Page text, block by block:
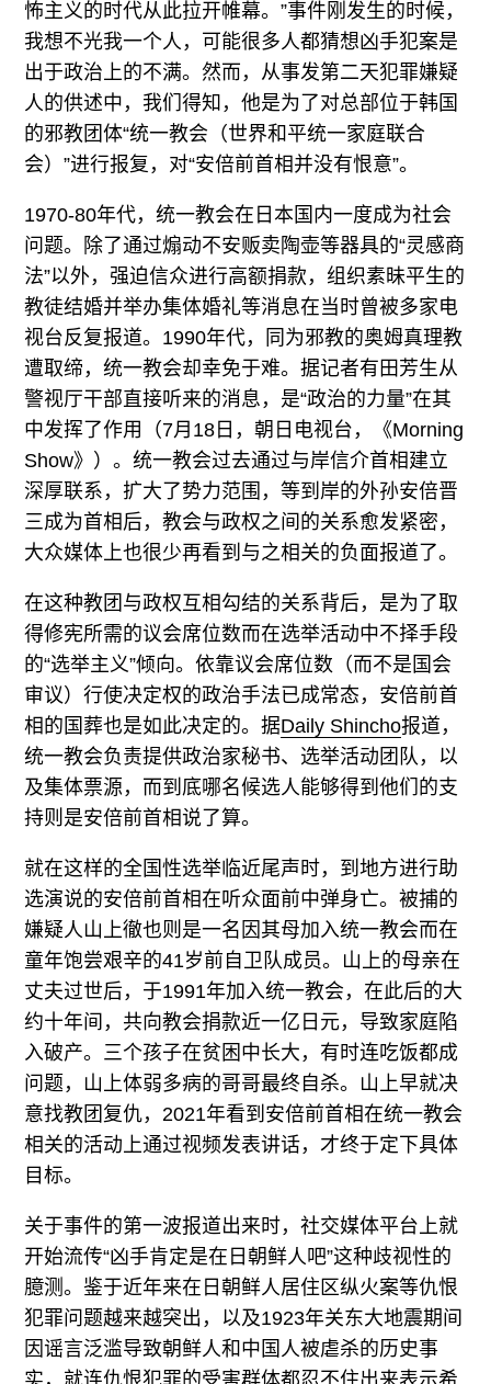
怖主义的时代从此拉开帷幕。”事件刚发生的时候，
我想不光我一个人，可能很多人都猜想凶手犯案是
出于政治上的不满。然而，从事发第二天犯罪嫌疑
人的供述中，我们得知，他是为了对总部位于韩国
的邪教团体“统一教会（世界和平统一家庭联合
会）”进行报复，对“安倍前首相并没有恨意”。
1970-80年代，统一教会在日本国内一度成为社会
问题。除了通过煽动不安贩卖陶壶等器具的“灵感商
法”以外，强迫信众进行高额捐款，组织素昧平生的
教徒结婚并举办集体婚礼等消息在当时曾被多家电
视台反复报道。1990年代，同为邪教的奥姆真理教
遭取缔，统一教会却幸免于难。据记者有田芳生从
警视厅干部直接听来的消息，是“政治的力量”在其
中发挥了作用（7月18日，朝日电视台，《Morning
Show》）。统一教会过去通过与岸信介首相建立
深厚联系，扩大了势力范围，等到岸的外孙安倍晋
三成为首相后，教会与政权之间的关系愈发紧密，
大众媒体上也很少再看到与之相关的负面报道了。
在这种教团与政权互相勾结的关系背后，是为了取
得修宪所需的议会席位数而在选举活动中不择手段
的“选举主义”倾向。依靠议会席位数（而不是国会
审议）行使决定权的政治手法已成常态，安倍前首
相的国葬也是如此决定的。据Daily Shincho报道，
统一教会负责提供政治家秘书、选举活动团队，以
及集体票源，而到底哪名候选人能够得到他们的支
持则是安倍前首相说了算。
就在这样的全国性选举临近尾声时，到地方进行助
选演说的安倍前首相在听众面前中弹身亡。被捕的
嫌疑人山上徹也则是一名因其母加入统一教会而在
童年饱尝艰辛的41岁前自卫队成员。山上的母亲在
丈夫过世后，于1991年加入统一教会，在此后的大
约十年间，共向教会捐款近一亿日元，导致家庭陷
入破产。三个孩子在贫困中长大，有时连吃饭都成
问题，山上体弱多病的哥哥最终自杀。山上早就决
意找教团复仇，2021年看到安倍前首相在统一教会
相关的活动上通过视频发表讲话，才终于定下具体
目标。
关于事件的第一波报道出来时，社交媒体平台上就
开始流传“凶手肯定是在日朝鲜人吧”这种歧视性的
臆测。鉴于近年来在日朝鲜人居住区纵火案等仇恨
犯罪问题越来越突出，以及1923年关东大地震期间
因谣言泛滥导致朝鲜人和中国人被虐杀的历史事
实，就连仇恨犯罪的受害群体都忍不住出来表示希